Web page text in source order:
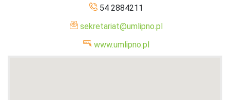
54 2884211
sekretariat@umlipno.pl
www.umlipno.pl